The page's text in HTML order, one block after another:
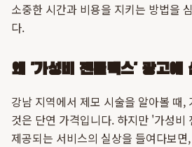
소중한 시간과 비용을 지키는 방법을
다.
왜 '가성비 젠틀맥스' 광고에
강남 지역에서 제모 시술을 알아볼 때,
것은 단연 가격입니다. 하지만 '가성비
제공되는 서비스의 실상을 들여다보